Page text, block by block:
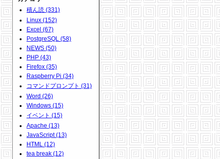
積ん読 (331)
Linux (152)
Excel (67)
PostgreSQL (58)
NEWS (50)
PHP (43)
Firefox (35)
Raspberry Pi (34)
コマンドプロンプト (31)
Word (26)
Windows (15)
イベント (15)
Apache (13)
JavaScript (13)
HTML (12)
tea break (12)